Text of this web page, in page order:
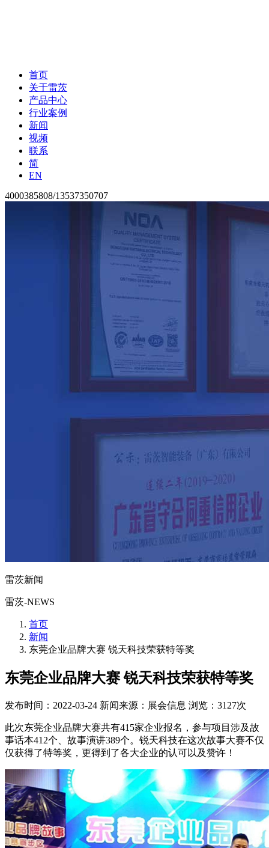
首页
关于雷茨
产品中心
行业案例
新闻
视频
联系
简
EN
4000385808/13537350707
雷茨新闻
雷茨-NEWS
首页
新闻
东莞企业品牌大赛 锐天科技荣获特等奖
东莞企业品牌大赛 锐天科技荣获特等奖
发布时间：2022-03-24 新闻来源：展会信息 浏览：3127次
此次东莞企业品牌大赛共有415家企业报名，参与项目涉及故
事话本412个、故事演讲389个。锐天科技在这次故事大赛不仅
仅获得了特等奖，更得到了各大企业的认可以及赞许！